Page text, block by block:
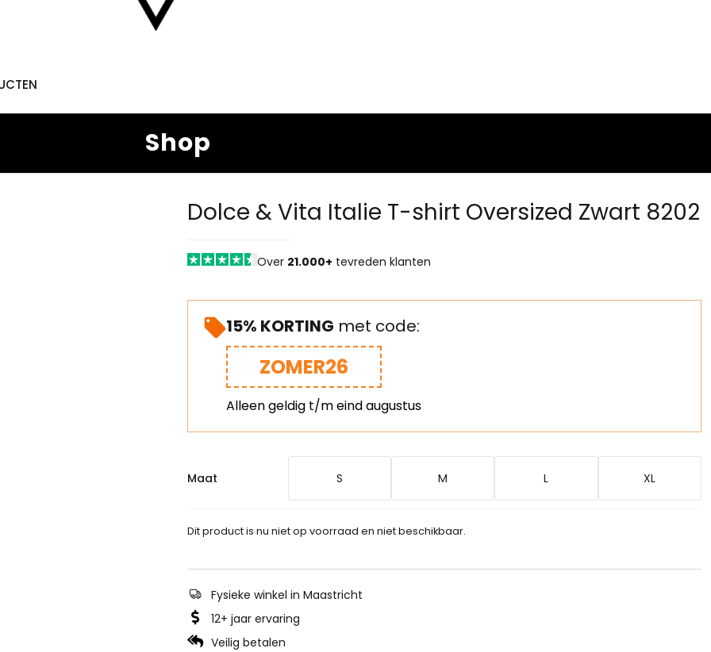
Shop
Dolce & Vita Italie T-shirt Oversized Zwart 8202
Over 21.000+ tevreden klanten
15% KORTING met code:
ZOMER26
Alleen geldig t/m eind augustus
Maat S M L XL
Dit product is nu niet op voorraad en niet beschikbaar.
Fysieke winkel in Maastricht
12+ jaar ervaring
Veilig betalen